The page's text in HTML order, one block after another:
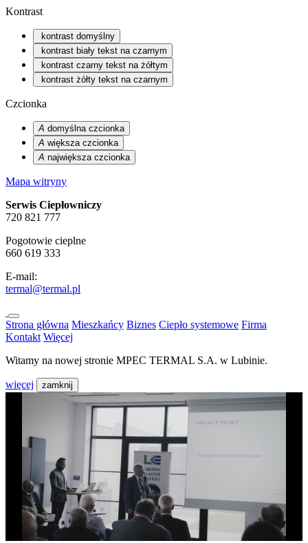
Kontrast
kontrast domyślny
kontrast biały tekst na czarnym
kontrast czarny tekst na żółtym
kontrast żółty tekst na czarnym
Czcionka
A domyślna czcionka
A większa czcionka
A największa czcionka
Mapa witryny
Serwis Ciepłowniczy
720 821 777
Pogotowie cieplne
660 619 333
E-mail:
termal@termal.pl
Strona główna Mieszkańcy Biznes Ciepło systemowe Firma
Kontakt Więcej
Witamy na nowej stronie MPEC TERMAL S.A. w Lubinie.
więcej zamknij